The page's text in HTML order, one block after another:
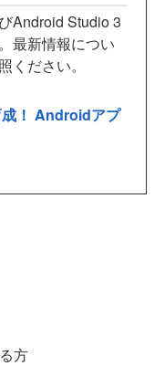
Android Studio 3
最新情報につい
ください。
！ Androidアプ
方